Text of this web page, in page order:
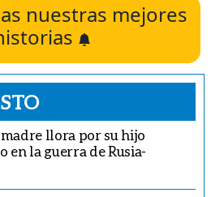
nuestras mejores
llora por su hijo
en la guerra de Rusia-